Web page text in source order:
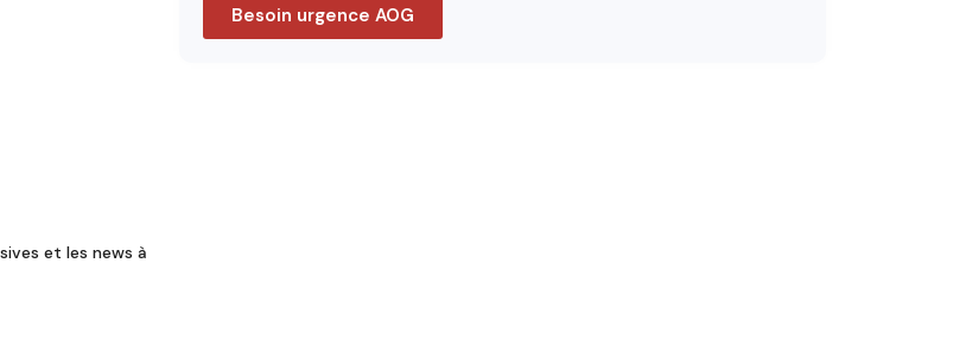
Besoin urgence AOG
et les news à